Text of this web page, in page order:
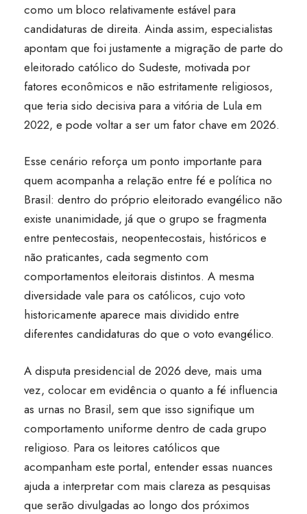
como um bloco relativamente estável para
candidaturas de direita. Ainda assim, especialistas
apontam que foi justamente a migração de parte do
eleitorado católico do Sudeste, motivada por
fatores econômicos e não estritamente religiosos,
que teria sido decisiva para a vitória de Lula em
2022, e pode voltar a ser um fator chave em 2026.
Esse cenário reforça um ponto importante para
quem acompanha a relação entre fé e política no
Brasil: dentro do próprio eleitorado evangélico não
existe unanimidade, já que o grupo se fragmenta
entre pentecostais, neopentecostais, históricos e
não praticantes, cada segmento com
comportamentos eleitorais distintos. A mesma
diversidade vale para os católicos, cujo voto
historicamente aparece mais dividido entre
diferentes candidaturas do que o voto evangélico.
A disputa presidencial de 2026 deve, mais uma
vez, colocar em evidência o quanto a fé influencia
as urnas no Brasil, sem que isso signifique um
comportamento uniforme dentro de cada grupo
religioso. Para os leitores católicos que
acompanham este portal, entender essas nuances
ajuda a interpretar com mais clareza as pesquisas
que serão divulgadas ao longo dos próximos